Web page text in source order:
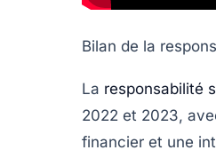
Bilan de la
La responsabilité
2022 et 2023,
financier et une